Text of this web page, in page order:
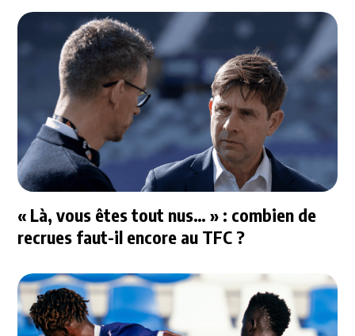
« Là, vous êtes tout nus… » : combien de
recrues faut-il encore au TFC ?